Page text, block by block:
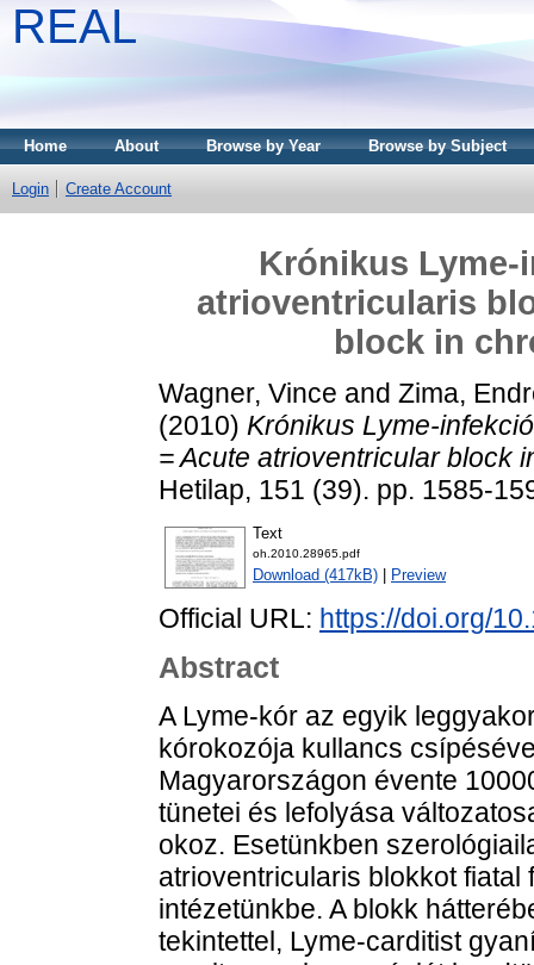
REAL
Home About Browse by Year Browse by Subject
Login Create Account
Krónikus
atrioventricularis
block in
Wagner, Vince and Zima,
(2010) Krónikus Lyme-
= Acute atrioventricular block
Hetilap, 151 (39). pp. 1585-
Text
oh.2010.28965.pdf
Download (417kB) Preview
Official URL: https://doi.org/
Abstract
A Lyme-kór az egyik
kórokozója kullancs
Magyarországon évente
tünetei és lefolyása
okoz. Esetünkben
atrioventricularis blokkot
intézetünkbe. A blokk
tekintettel, Lyme-carditist